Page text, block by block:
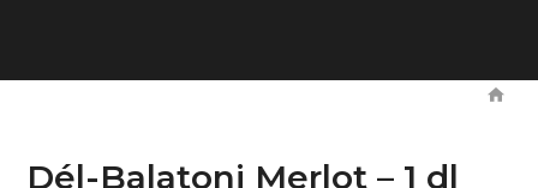
Dél-Balatoni Merlot – 1 dl